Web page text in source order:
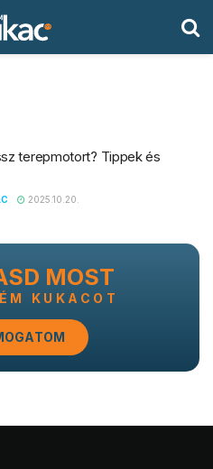
terepmotort? Tippek és
2025.10.20.
MOST
KUKACOT